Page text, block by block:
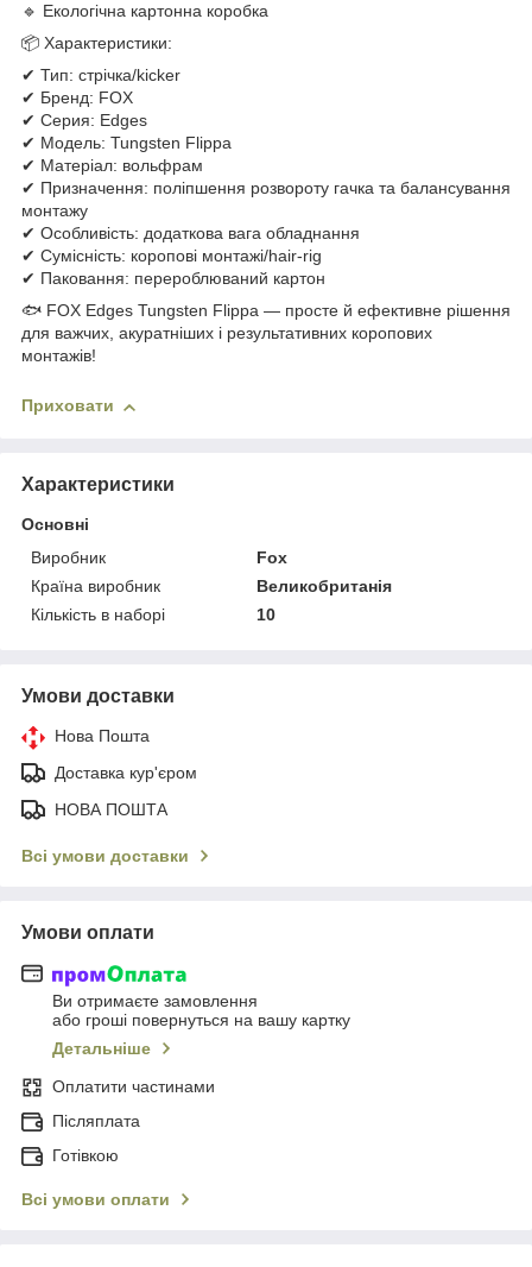
🔹 Екологічна картонна коробка
📦 Характеристики:
✔ Тип: стрічка/kicker
✔ Бренд: FOX
✔ Серия: Edges
✔ Модель: Tungsten Flippa
✔ Матеріал: вольфрам
✔ Призначення: поліпшення розвороту гачка та балансування
монтажу
✔ Особливість: додаткова вага обладнання
✔ Сумісність: коропові монтажі/hair-rig
✔ Паковання: перероблюваний картон
🐟 FOX Edges Tungsten Flippa — просте й ефективне рішення
для важчих, акуратніших і результативних коропових
монтажів!
Приховати
Характеристики
Основні
Виробник
Fox
Країна виробник
Великобританія
Кількість в наборі
10
Умови доставки
Нова Пошта
Доставка кур'єром
НОВА ПОШТА
Всі умови доставки
Умови оплати
Ви отримаєте замовлення
або гроші повернуться на вашу картку
Детальніше
Оплатити частинами
Післяплата
Готівкою
Всі умови оплати